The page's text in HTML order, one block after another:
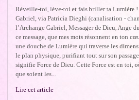
Réveille-toi, lève-toi et fais briller ta Lumière !
Gabriel, via Patricia Dieghi (canalisation -
l’Archange Gabriel, Messager de Dieu, Ange
ce message, que mes mots résonnent en ton
une douche de Lumière qui traverse les
le plan physique, purifiant tout sur son
signifie Force de Dieu. Cette Force est en toi,
que soient les...
Lire cet article